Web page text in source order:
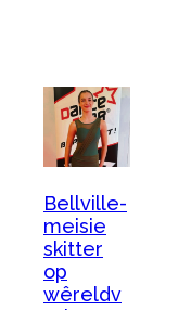
Bellville-
meisie
skitter
op
wêreldv